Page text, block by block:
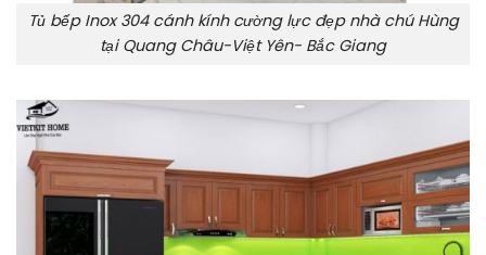
Tủ bếp Inox 304 cánh kính cường lực đẹp nhà chú Hùng
tại Quang Châu-Việt Yên- Bắc Giang